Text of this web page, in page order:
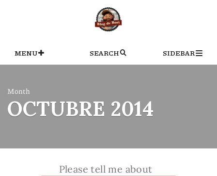
MENU SEARCH SIDEBAR
Month
OCTUBRE 2014
Please tell me about